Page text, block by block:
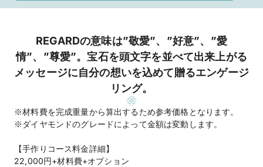
REGARDの意味は”敬愛”、”好意”、”愛
情”、”尊愛”。宝石を頭文字を並べて出来上がる
メッセージに自分の想いを込めて贈るエンゲージ
リング。
※材料費を完成重量から算出するため参考価格となります。
※ダイヤモンドのグレードによって金額は変動します。
【手作りコース料金詳細】
22,000円+材料費+オプション